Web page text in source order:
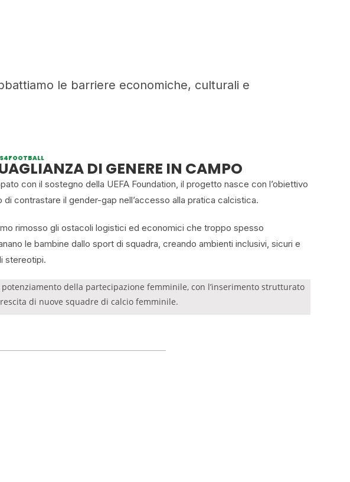
le barriere economiche, culturali e
DI GENERE IN CAMPO
con il sostegno della UEFA Foundation, il progetto nasce con l’obiettivo
di contrastare il gender-gap nell’accesso alla pratica calcistica.
rimosso gli ostacoli logistici ed economici che troppo spesso
le bambine dallo sport di squadra, creando ambienti inclusivi, sicuri e
stereotipi.
potenziamento della partecipazione femminile, con l’inserimento strutturato
di nuove squadre di calcio femminile.